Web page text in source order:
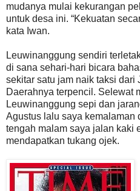
mudanya mulai kekurangan
untuk desa ini. “Kekuatan
kata Iwan.
Leuwinanggung sendiri
di sana sehari-hari bicara
sekitar satu jam naik taksi dari
Daerahnya terpencil. Selewat
Leuwinanggung sepi dan
Agustus lalu saya kemalaman
tengah malam saya jalan kaki
mendapatkan tukang ojek.